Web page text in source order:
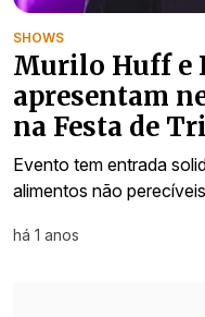
SHOWS
Murilo Huff e
apresentam
na Festa de
Evento tem entrada
alimentos não perecíveis
há 1 anos